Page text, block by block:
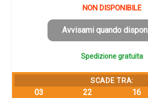
era:
NON DISPONIBILE
Avvisami quando
Spedizione gratuita
SCADE TRA:
03 22 16